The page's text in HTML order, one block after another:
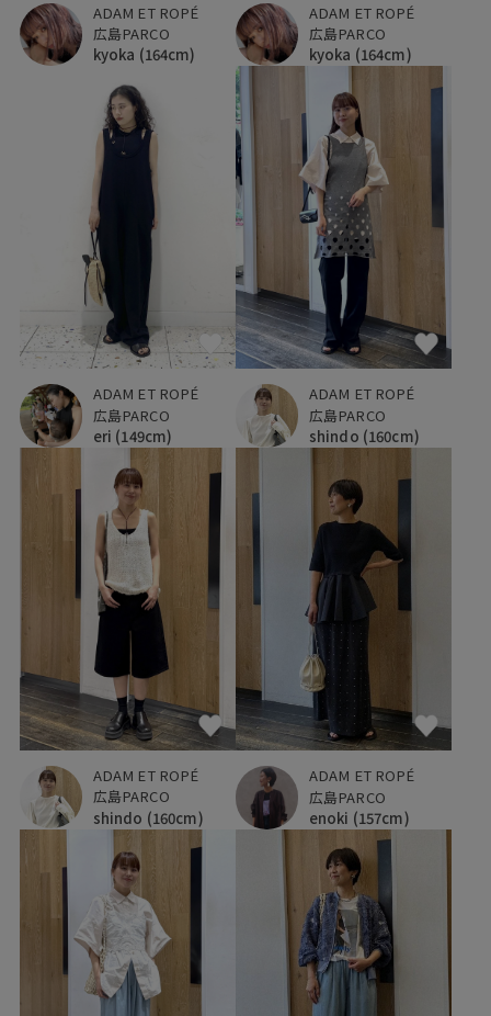
ADAM ET ROPÉ
広島PARCO
kyoka (164cm)
ADAM ET ROPÉ
広島PARCO
kyoka (164cm)
ADAM ET ROPÉ
広島PARCO
eri (149cm)
ADAM ET ROPÉ
広島PARCO
shindo (160cm)
ADAM ET ROPÉ
広島PARCO
shindo (160cm)
ADAM ET ROPÉ
広島PARCO
enoki (157cm)